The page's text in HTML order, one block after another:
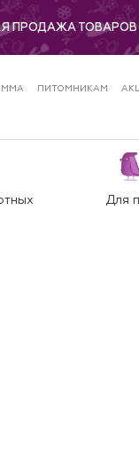
ПРОДАЖА
ПИТОМНИКАМ
Для